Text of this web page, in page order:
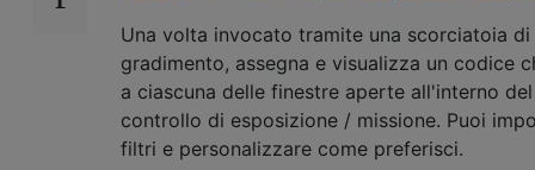
Una volta invocato tramite una scorciatoia
gradimento, assegna e visualizza un codice
a ciascuna delle finestre aperte all'interno del
controllo di esposizione / missione. Puoi
filtri e personalizzare come preferisci.